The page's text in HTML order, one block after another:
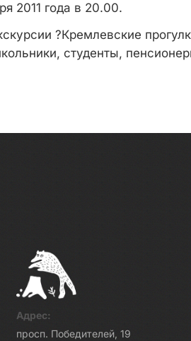
2011 года в 20.00.
?Кремлевские
студенты,
Адрес:
просп. Победителей, 19